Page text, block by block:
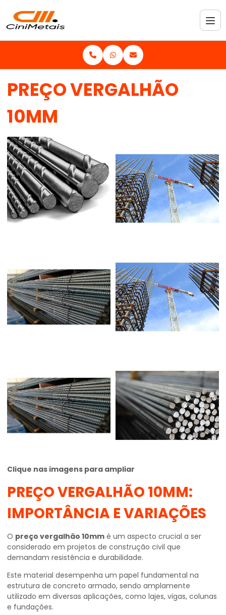
PREÇO VERGALHÃO
10MM
Clique nas imagens para ampliar
PREÇO VERGALHÃO 10MM:
IMPORTÂNCIA E VARIAÇÕES
O preço vergalhão 10mm é um aspecto crucial a ser
considerado em projetos de construção civil que
demandam resistência e durabilidade.
Este material desempenha um papel fundamental na
estrutura de concreto armado, sendo amplamente
utilizado em diversas aplicações, como lajes, vigas, colunas
e fundações.